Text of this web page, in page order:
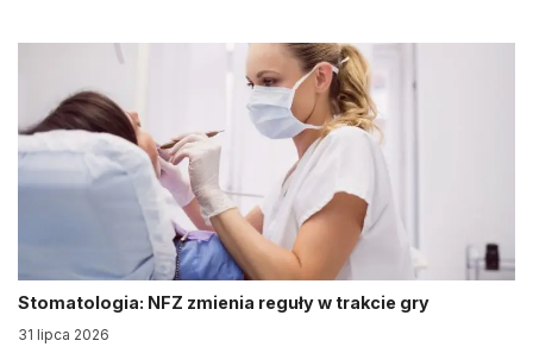
Stomatologia: NFZ zmienia reguły w trakcie gry
31 lipca 2026